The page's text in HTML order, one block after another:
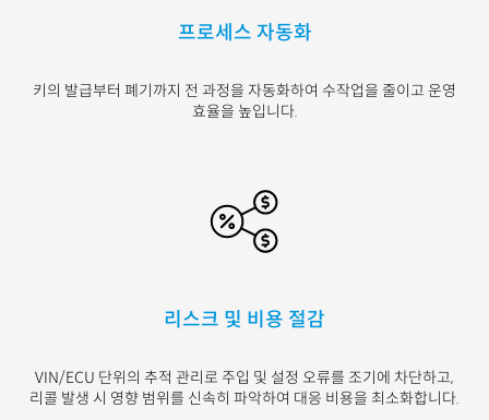
프로세스 자동화
키의 발급부터 폐기까지 전 과정을 자동화하여 수작업을 줄이고 운영
효율을 높입니다.
리스크 및 비용 절감
VIN/ECU 단위의 추적 관리로 주입 및 설정 오류를 조기에 차단하고,
리콜 발생 시 영향 범위를 신속히 파악하여 대응 비용을 최소화합니다.